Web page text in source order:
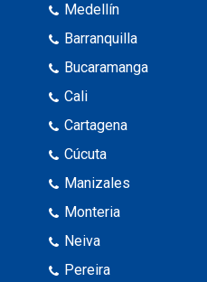
Medellín
Barranquilla
Bucaramanga
Cali
Cartagena
Cúcuta
Manizales
Monteria
Neiva
Pereira